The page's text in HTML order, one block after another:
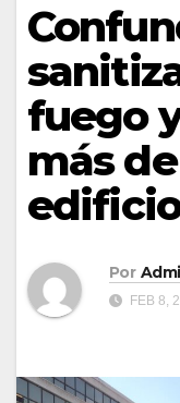
fuego
más
Por
FEB 8,